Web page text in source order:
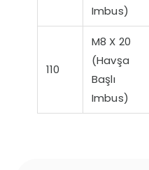
Imbus)
110
M8 X 20
(Havşa
Başlı
Imbus)